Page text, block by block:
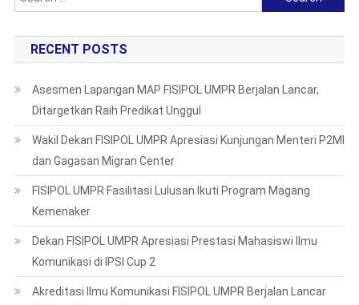
for:
RECENT POSTS
Asesmen Lapangan MAP FISIPOL UMPR Berjalan Lancar,
Ditargetkan Raih Predikat Unggul
Wakil Dekan FISIPOL UMPR Apresiasi Kunjungan Menteri P2MI
dan Gagasan Migran Center
FISIPOL UMPR Fasilitasi Lulusan Ikuti Program Magang
Kemenaker
Dekan FISIPOL UMPR Apresiasi Prestasi Mahasiswi Ilmu
Komunikasi di IPSI Cup 2
Akreditasi Ilmu Komunikasi FISIPOL UMPR Berjalan Lancar